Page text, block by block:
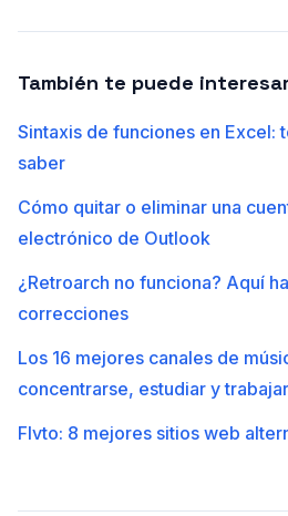
También te puede
Sintaxis de funciones en Excel:
saber
Cómo quitar o eliminar una
electrónico de Outlook
¿Retroarch no funciona? Aquí
correcciones
Los 16 mejores canales de
concentrarse, estudiar y trabajar
Flvto: 8 mejores sitios web